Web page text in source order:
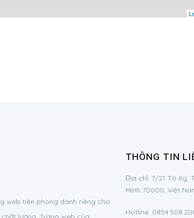
web tiên phong dành riêng cho
THÔNG TIN
Địa chỉ: 7/21 Tô Ký,
Minh 70000, Việt
Hotline: